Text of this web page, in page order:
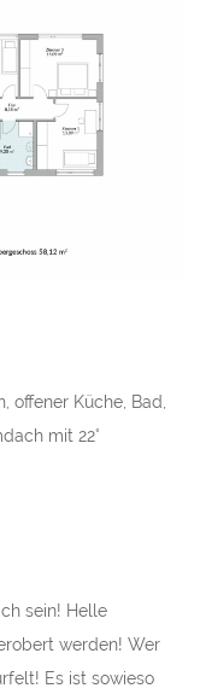
offener Küche, Bad,
mit 22°
sein! Helle
werden! Wer
Es ist sowieso